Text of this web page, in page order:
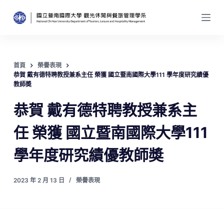
跳
至
內
容
首頁
榮譽表現
恭賀 戴有德特聘教授兼系主任 榮獲 國立暨南國際大學111 學年度研究績優
教師奬
恭賀 戴有德特聘教授兼系主
任 榮獲 國立暨南國際大學111
學年度研究績優教師奬
2023 年 2 月 13 日 榮譽表現